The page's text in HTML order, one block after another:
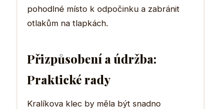
pohodlné místo k odpočinku a zabránit
otlakům na tlapkách.
Přizpůsobení a údržba:
Praktické rady
Kralíkova klec by měla být snadno